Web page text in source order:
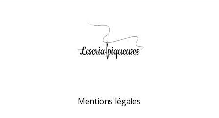
Mentions légales